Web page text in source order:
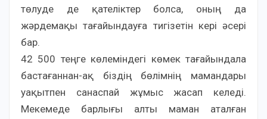
төлуде де қателіктер болса, оның да
жәрдемақы тағайындауға тигізетін кері әсері
бар.
42 500 теңге көлеміндегі көмек тағайындала
бастағаннан-ақ біздің бөлімнің мамандары
уақытпен санаспай жұмыс жасап келеді.
Мекемеде барлығы алты маман аталған